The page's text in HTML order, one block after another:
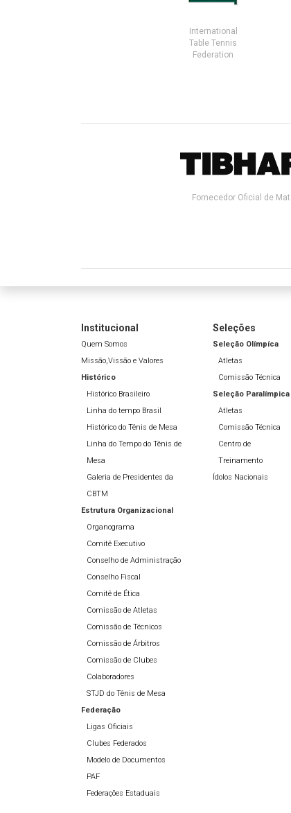
International
Table Tennis
Federation
Fornecedor Oficial de
Institucional
Quem Somos
Missão,Vissão e Valores
Histórico
Histórico Brasileiro
Linha do tempo Brasil
Histórico do Tênis de Mesa
Linha do Tempo do Tênis de
Mesa
Galeria de Presidentes da
CBTM
Estrutura Organizacional
Organograma
Comitê Executivo
Conselho de Administração
Conselho Fiscal
Comitê de Ética
Comissão de Atletas
Comissão de Técnicos
Comissão de Árbitros
Comissão de Clubes
Colaboradores
STJD do Tênis de Mesa
Federação
Ligas Oficiais
Clubes Federados
Modelo de Documentos
PAF
Federações Estaduais
Seleções
Seleção Olímpíca
Atletas
Comissão Técnica
Seleção Paralímpica
Atletas
Comissão Técnica
Centro de
Treinamento
Ídolos Nacionais